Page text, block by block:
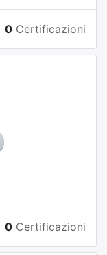
0 Certificazioni
0 Certificazioni